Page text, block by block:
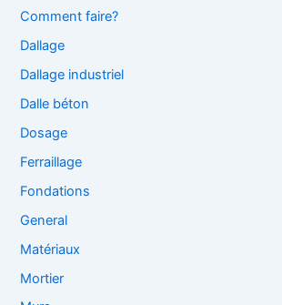
Comment faire?
Dallage
Dallage industriel
Dalle béton
Dosage
Ferraillage
Fondations
General
Matériaux
Mortier